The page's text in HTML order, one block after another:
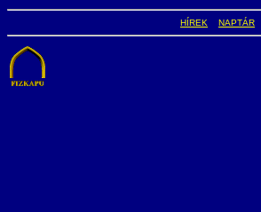
HÍREK NAPTÁR